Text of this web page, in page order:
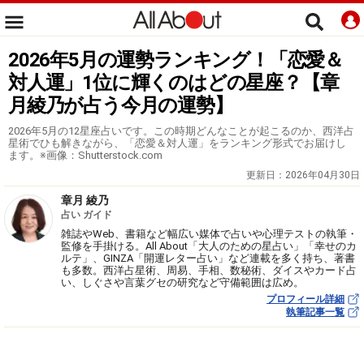
2026年5月の運勢ランキング！「恋愛＆
対人運」1位に輝くのはどの星座？【章
月綾乃が占う今月の運勢】
2026年5月の12星座占いです。この時期どんなことが起こるのか、西洋占
星術でひも解きながら、「恋愛＆対人運」をランキング形式でお届けし
ます。※画像：Shutterstock.com
更新日： 2026年04月30日
章月 綾乃
占い ガイド
雑誌やWeb、書籍など幅広い媒体で占いや心理テストの執筆・
監修を手掛ける。All About「大人のための星占い」「幸せのカ
ルテ」、GINZA「開運レター占い」など連載を多く持ち、著書
も多数。西洋占星術、周易、手相、数秘術、ダイスやカード占
い、しぐさや言葉グセの研究など守備範囲は広め。
プロフィール詳細
執筆記事一覧